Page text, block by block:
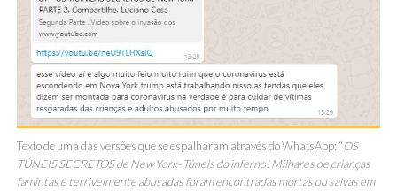
Texto de uma das versões que se espalharam através do WhatsApp: “OS
TÚNEIS SECRETOS de New York- Túneis do inferno!Milhares de crianças
famintas e terrivelmente abusadas foram encontradas mortas ou salvas em